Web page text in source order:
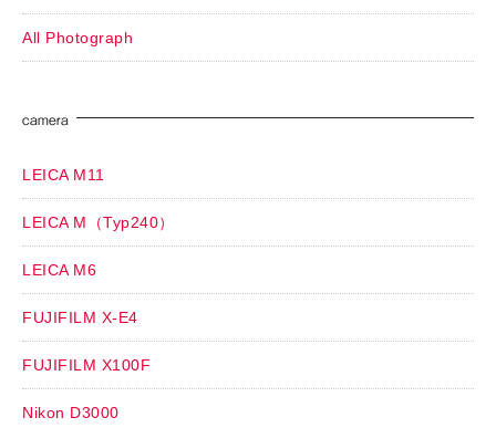
All Photograph
camera
LEICA M11
LEICA M（Typ240）
LEICA M6
FUJIFILM X-E4
FUJIFILM X100F
Nikon D3000